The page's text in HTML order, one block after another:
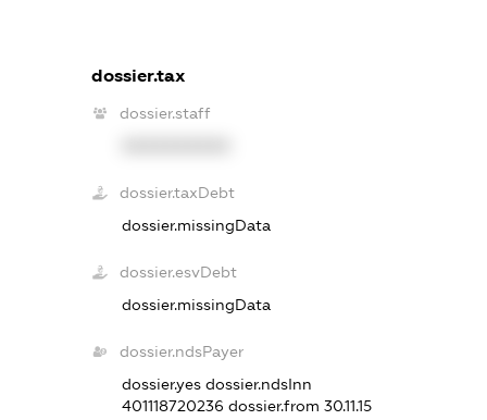
dossier.tax
dossier.staff
dossier.taxDebt
dossier.missingData
dossier.esvDebt
dossier.missingData
dossier.ndsPayer
dossier.yes dossier.ndsInn
401118720236 dossier.from 30.11.15